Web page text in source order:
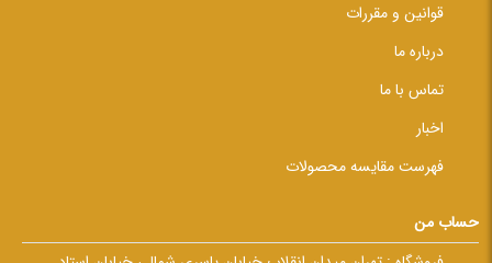
قوانین و مقررات
درباره ما
تماس با ما
اخبار
فهرست مقایسه محصولات
حساب من